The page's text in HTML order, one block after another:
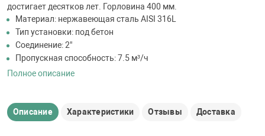
достигает десятков лет. Горловина 400 мм.
Материал: нержавеющая сталь AISI 316L
Тип установки: под бетон
Соединение: 2"
Пропускная способность: 7.5 м³/ч
Полное описание
Описание Характеристики Отзывы Доставка